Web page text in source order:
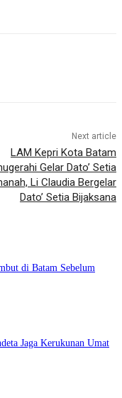
Next article
LAM Kepri Kota Batam
Gelar Dato’ Setia
Li Claudia Bergelar
Dato’ Setia Bijaksana
di Batam Sebelum
Jaga Kerukunan Umat